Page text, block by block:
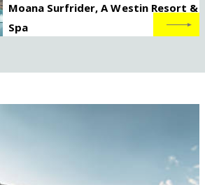
Moana Surfrider, A Westin Resort &
Spa